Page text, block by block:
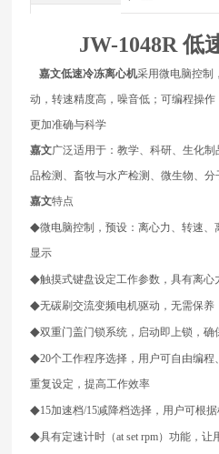
JW-1048R低
嘉文低速冷冻离心机采用微电脑控制
动，转速精度高，噪音低；可编程操
更加准确与科学
嘉文广泛适用于：教学、科研、生化
品检测、畜牧与水产检测、微生物、分
嘉文特点
◆微电脑控制，预设：离心力、转速
显示
◆触摸式键盘设定工作参数，具有离
◆无碳刷交流变频电机驱动，无需保养
◆双重门盖门锁系统，启动即上锁，确
◆20个工作程序选择，用户可自由编
重复设定，提高工作效率
◆15加速档/15减降档选择，用户可根
◆具有定速计时（at set rpm）功能，让